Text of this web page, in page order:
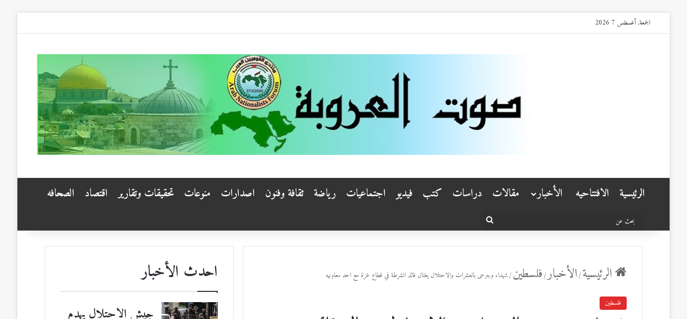
الجمعة, أغسطس 7 2026
الرئيسية الافتتاحيه الأخبار مقالات دراسات كتب فيديو اجتماعيات رياضة ثقافة وفنون اصدارات منوعات تحقيقات وتقارير اقتصاد الصحافه
بحث
الرئيسية/الأخبار/فلسطين/شهداء وجرحى بالعشرات والاحتلال يغتال قائد الشرطة في قطاع غزة مع احد معاونيه
فلسطين
احدث الأخبار
جيش الاحتلال يهدم